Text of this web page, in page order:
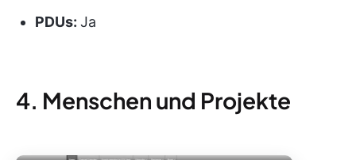
PDUs: Ja
4. Menschen und Projekte